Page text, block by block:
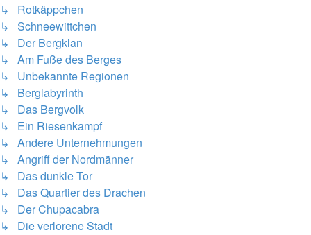
↳ Rotkäppchen
↳ Schneewittchen
↳ Der Bergklan
↳ Am Fuße des Berges
↳ Unbekannte Regionen
↳ Berglabyrinth
↳ Das Bergvolk
↳ Ein Riesenkampf
↳ Andere Unternehmungen
↳ Angriff der Nordmänner
↳ Das dunkle Tor
↳ Das Quartier des Drachen
↳ Der Chupacabra
↳ Die verlorene Stadt